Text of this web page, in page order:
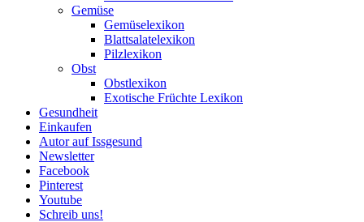
Gemüse
Gemüselexikon
Blattsalatelexikon
Pilzlexikon
Obst
Obstlexikon
Exotische Früchte Lexikon
Gesundheit
Einkaufen
Autor auf Issgesund
Newsletter
Facebook
Pinterest
Youtube
Schreib uns!